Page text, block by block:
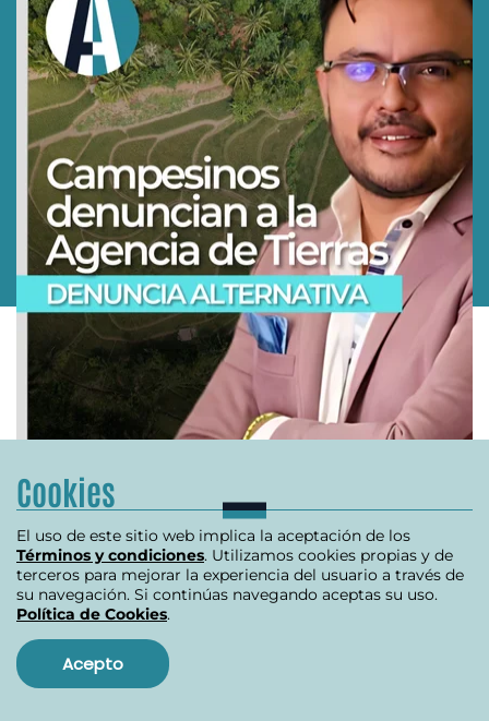
INVESTIGACIÓN REVISTA ALTERNATIVA
Se destapa crisis en la ANT
Cookies
El uso de este sitio web implica la aceptación de los
Términos y condiciones. Utilizamos cookies propias y de
terceros para mejorar la experiencia del usuario a través de
su navegación. Si continúas navegando aceptas su uso.
Política de Cookies.
Acepto